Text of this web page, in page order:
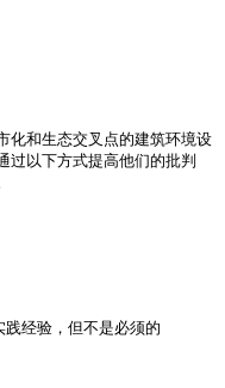
和生态交叉点的建筑环境设
过以下方式提高他们的批判
经验，但不是必须的